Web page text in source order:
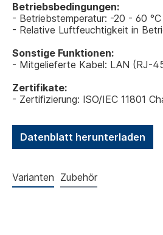
Betriebsbedingungen:
- Betriebstemperatur: -20 - 60 °C
- Relative Luftfeuchtigkeit in
Sonstige Funktionen:
- Mitgelieferte Kabel: LAN (RJ-
Zertifikate:
- Zertifizierung: ISO/IEC 11801
Datenblatt herunterladen
Varianten Zubehör